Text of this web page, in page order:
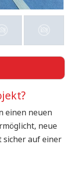
einen neuen
neue
sicher auf einer